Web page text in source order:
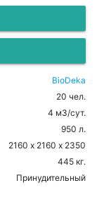
BioDeka
20 чел.
4 м3/сут.
950 л.
2160 х 2160 х 2350
445 кг.
Принудительный